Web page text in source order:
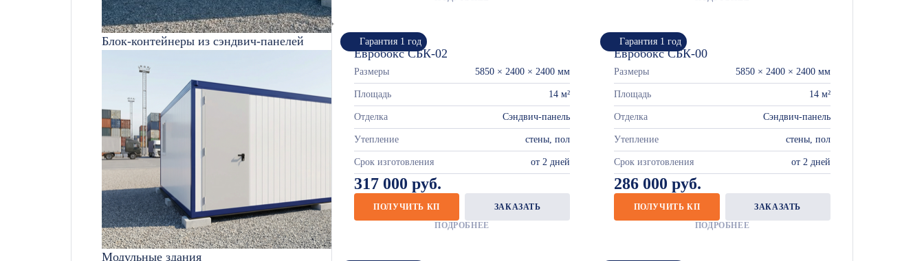
Блок-контейнеры из сэндвич-панелей
Модульные здания
Гарантия 1 год
Евробокс СБК-02
Размеры 5850 × 2400 × 2400 мм
Площадь 14 м²
Отделка Сэндвич-панель
Утепление стены, пол
Срок изготовления от 2 дней
317 000 руб.
ПОЛУЧИТЬ КП
ЗАКАЗАТЬ
ПОДРОБНЕЕ
Гарантия 1 год
Евробокс СБК-00
Размеры 5850 × 2400 × 2400 мм
Площадь 14 м²
Отделка Сэндвич-панель
Утепление стены, пол
Срок изготовления от 2 дней
286 000 руб.
ПОЛУЧИТЬ КП
ЗАКАЗАТЬ
ПОДРОБНЕЕ